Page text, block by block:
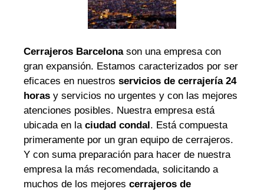
Cerrajeros Barcelonason una empresa con
gran expansión. Estamos caracterizados por ser
eficaces en nuestros servicios de cerrajería 24
horas y servicios no urgentes y con las mejores
atenciones posibles. Nuestra empresa está
ubicada en laciudad condal. Está compuesta
primeramente por un gran equipo de cerrajeros.
Y con suma preparación para hacer de nuestra
empresa la más recomendada, solicitando a
muchos de los mejores cerrajeros de